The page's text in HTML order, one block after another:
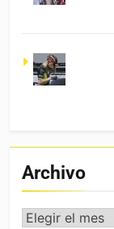
Archivo
Archivo